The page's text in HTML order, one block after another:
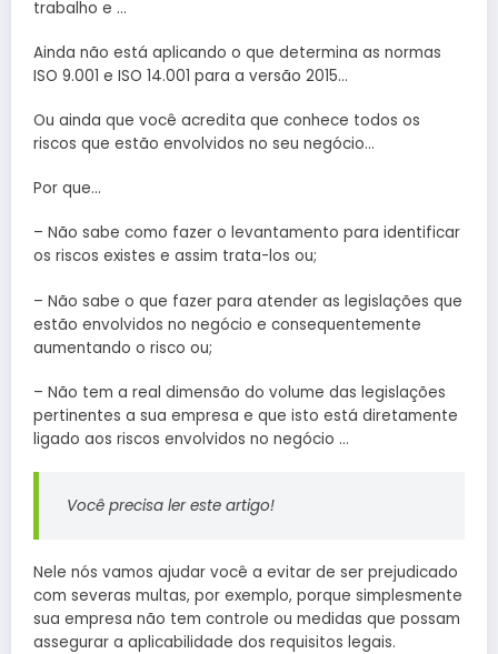
trabalho e …
Ainda não está aplicando o que determina as normas
ISO 9.001 e ISO 14.001 para a versão 2015…
Ou ainda que você acredita que conhece todos os
riscos que estão envolvidos no seu negócio…
Por que…
– Não sabe como fazer o levantamento para identificar
os riscos existes e assim trata-los ou;
– Não sabe o que fazer para atender as legislações que
estão envolvidos no negócio e consequentemente
aumentando o risco ou;
– Não tem a real dimensão do volume das legislações
pertinentes a sua empresa e que isto está diretamente
ligado aos riscos envolvidos no negócio …
Você precisa ler este artigo!
Nele nós vamos ajudar você a evitar de ser prejudicado
com severas multas, por exemplo, porque simplesmente
sua empresa não tem controle ou medidas que possam
assegurar a aplicabilidade dos requisitos legais.